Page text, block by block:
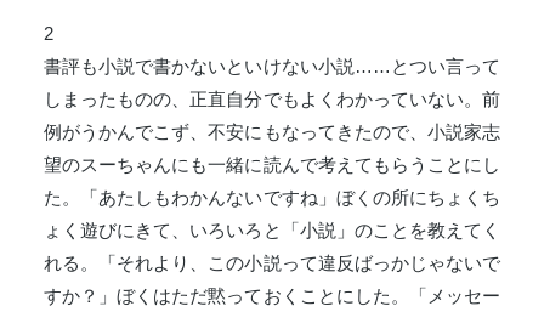
2
書評も小説で書かないといけない小説……とつい言って
しまったものの、正直自分でもよくわかっていない。前
例がうかんでこず、不安にもなってきたので、小説家志
望のスーちゃんにも一緒に読んで考えてもらうことにし
た。「あたしもわかんないですね」ぼくの所にちょくち
ょく遊びにきて、いろいろと「小説」のことを教えてく
れる。「それより、この小説って違反ばっかじゃないで
すか？」ぼくはただ黙っておくことにした。「メッセー